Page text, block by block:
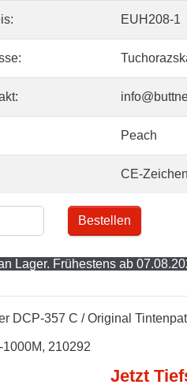
EUH208-1
Peach
CE-Zeichen
Bestellen
Lager. Frühestens ab
DCP-357 C / Original
210292
Jetzt